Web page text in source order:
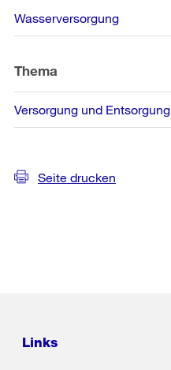
Weitere
Informationen
Wasserversorgung
Thema
Versorgung und Entsorgung
Seite drucken
Links